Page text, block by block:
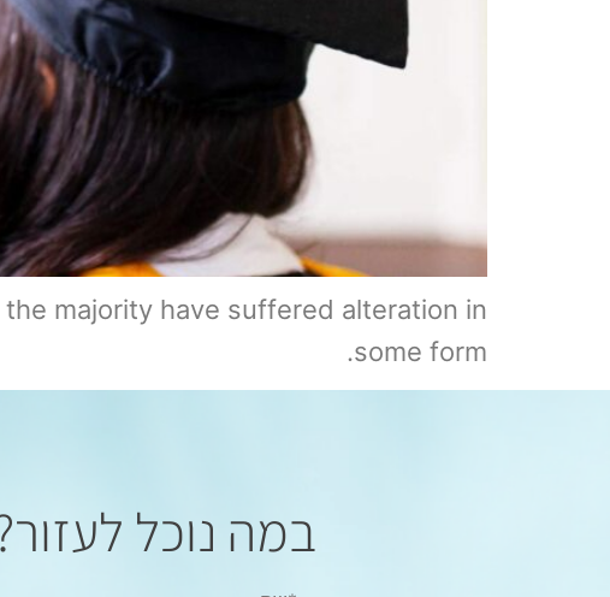
majority have suffered alteration in
some form.
במה נוכל